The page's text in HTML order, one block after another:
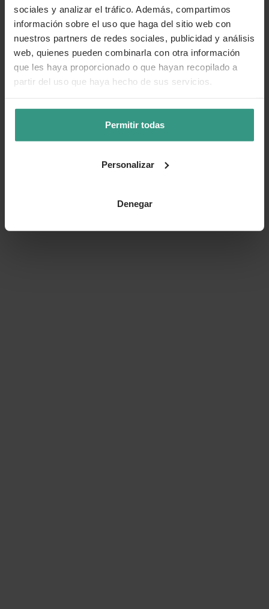
sociales y analizar el tráfico. Además, compartimos
información sobre el uso que haga del sitio web con
nuestros partners de redes sociales, publicidad y análisis
web, quienes pueden combinarla con otra información
que les haya proporcionado o que hayan recopilado a
partir del uso que haya hecho de sus servicios.
Permitir todas
Personalizar
Denegar
Cuidados
Categorías
11247893
¿Te ha resultado útil la información de este producto?